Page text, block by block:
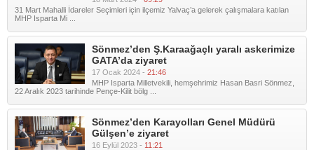
31 Mart Mahalli İdareler Seçimleri için ilçemiz Yalvaç’a gelerek çalışmalara katılan
MHP Isparta Mi ...
Sönmez’den Ş.Karaağaçlı yaralı askerimize
GATA’da ziyaret
17 Ocak 2024 - 21:46
MHP Isparta Milletvekili, hemşehrimiz Hasan Basri Sönmez,
22 Aralık 2023 tarihinde Pençe-Kilit bölg ...
Sönmez’den Karayolları Genel Müdürü
Gülşen’e ziyaret
16 Eylül 2023 - 11:21